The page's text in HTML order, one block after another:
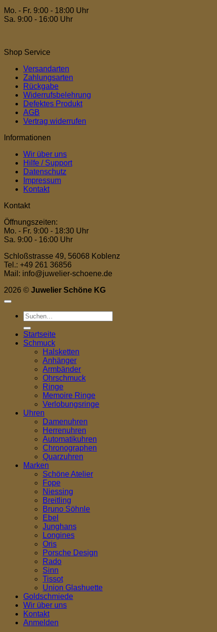
Mo. - Fr. 9:00 - 18:00 Uhr
Sa. 9:00 - 16:00 Uhr
Shop Service
Versandarten
Zahlungsarten
Rückgabe
Widerrufsbelehrung
Defektes Produkt
AGB
Vertrag widerrufen
Informationen
Wir über uns
Hilfe / Support
Datenschutz
Impressum
Kontakt
Kontakt
Öffnungszeiten:
Mo. - Fr. 9:00 - 18:30 Uhr
Sa. 9:00 - 16:00 Uhr
Schloßstrasse 49, 56068 Koblenz
Tel.: +49 261 36856
Mail: info@juwelier-schoene.de
2026 © Juwelier Schöne KG
Suchen
nach:
Startseite
Schmuck
Halsketten
Anhänger
Armbänder
Ohrschmuck
Ringe
Memoire Ringe
Verlobungsringe
Uhren
Damenuhren
Herrenuhren
Automatikuhren
Chronographen
Quarzuhren
Marken
Schöne Atelier
Fope
Niessing
Breitling
Bruno Söhnle
Ebel
Junghans
Longines
Oris
Porsche Design
Rado
Sinn
Tissot
Union Glashuette
Goldschmiede
Wir über uns
Kontakt
Anmelden